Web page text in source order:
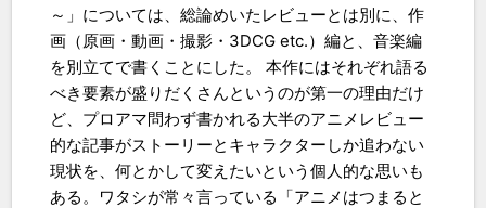
～」については、総論めいたレビューとは別に、作
画（原画・動画・撮影・3DCG etc.）編と、音楽編
を別立てで書くことにした。 本作にはそれぞれ語る
べき要素が盛りだくさんというのが第一の理由だけ
ど、プロアマ問わず書かれる大半のアニメレビュー
的な記事がストーリーとキャラクターしか追わない
現状を、何とかして変えたいという個人的な思いも
ある。ワタシが常々言っている「アニメはつまると